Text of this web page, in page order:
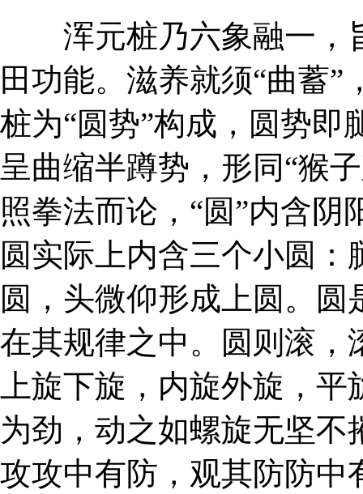
浑元桩乃六象融一，
田功能。滋养就须“曲蓄
桩为“圆势”构成，圆势即
呈曲缩半蹲势，形同“猴
照拳法而论，“圆”内含
圆实际上内含三个小圆
圆，头微仰形成上圆。
在其规律之中。圆则滚，
上旋下旋，内旋外旋，
为劲，动之如螺旋无坚
攻攻中有防，观其防防中